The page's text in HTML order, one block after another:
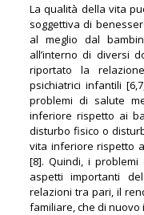
La qualità della vita
soggettiva di
al meglio dal
all’interno di diversi
riportato la
psichiatrici infantili
problemi di salute
inferiore rispetto ai
disturbo fisico o
vita inferiore rispetto
[8]. Quindi, i
aspetti importanti
relazioni tra pari, il
familiare, che di